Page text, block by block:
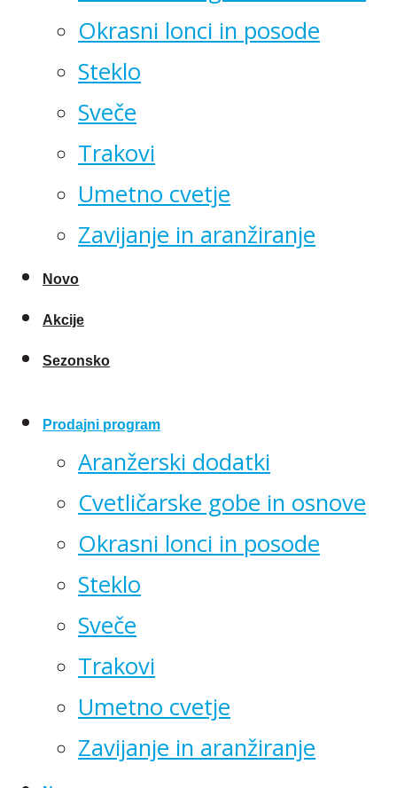
Okrasni lonci in posode
Steklo
Sveče
Trakovi
Umetno cvetje
Zavijanje in aranžiranje
Novo
Akcije
Sezonsko
Prodajni program
Aranžerski dodatki
Cvetličarske gobe in osnove
Okrasni lonci in posode
Steklo
Sveče
Trakovi
Umetno cvetje
Zavijanje in aranžiranje